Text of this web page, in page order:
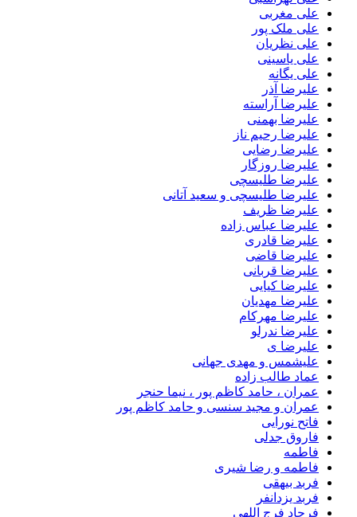
علی مغربی
علی ملک پور
علی نظریان
علی یاسینی
علی یگانه
علیرضا آذر
علیرضا آراسته
علیرضا بهمنی
علیرضا رحیم ناز
علیرضا رضایی
علیرضا روزگار
علیرضا طلیسچی
علیرضا طلیسچی و سعید آتانی
علیرضا ظریف
علیرضا عباس زاده
علیرضا قادری
علیرضا قاضی
علیرضا قربانی
علیرضا کیایی
علیرضا مهدیان
علیرضا مهرکام
علیرضا ندرلو
علیرضا ی
علیشمس و مهدی جهانی
عماد طالب زاده
عمران ، حامد کاظم پور ، نیما حنجر
عمران و مجید سنسی و حامد کاظم پور
فاتح نورایی
فاروق جدلی
فاطمه
فاطمه و رضا شیری
فربد بیهقی
فربد یزدانفر
فرجاد فرج اللهی